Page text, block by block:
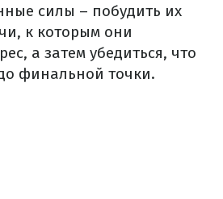
силы – побудить их
к которым они
а затем убедиться, что
финальной точки.